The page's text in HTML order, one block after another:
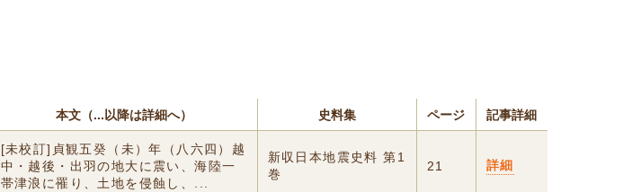
本文（...以降は詳細へ） 史料集 ページ 記事詳細
[未校訂]貞観五癸（未）年（八六四）越
中・越後・出羽の地大に震い、海陸一
帯津浪に罹り、土地を侵蝕し、...
新収日本地震史料 第1
巻
21 詳細